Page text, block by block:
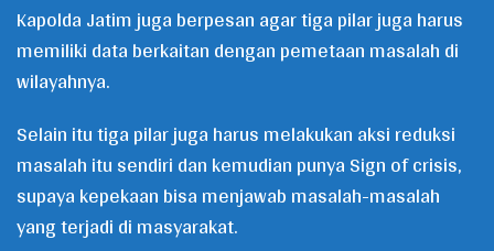
Kapolda Jatim juga berpesan agar tiga pilar juga harus
memiliki data berkaitan dengan pemetaan masalah di
wilayahnya.
Selain itu tiga pilar juga harus melakukan aksi reduksi
masalah itu sendiri dan kemudian punya Sign of crisis,
supaya kepekaan bisa menjawab masalah-masalah
yang terjadi di masyarakat.